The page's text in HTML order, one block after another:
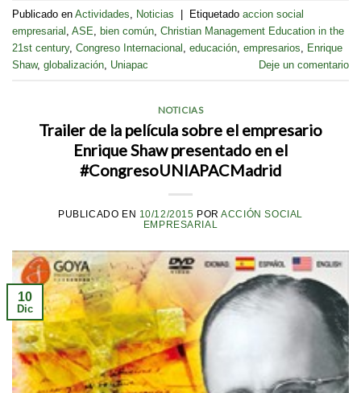
Publicado en Actividades, Noticias Etiquetado accion social
empresarial , ASE, bien común, Christian Management Education in the
21st century, Congreso Internacional , educación, empresarios, Enrique
Shaw, globalización, Uniapac Deje un comentario
NOTICIAS
Trailer de la película sobre el empresario
Enrique Shaw presentado en el
#CongresoUNIAPACMadrid
PUBLICADO EN 10/12/2015 PORACCIÓN SOCIAL
EMPRESARIAL
10
Dic